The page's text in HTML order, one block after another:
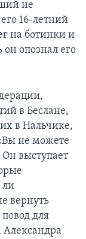
не
16-летний
на ботинки и
опознал его
в Беслане,
в Нальчике,
не можете
выступает
ли
вернуть
для
Александра